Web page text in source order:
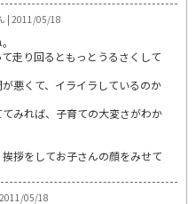
| 2011/05/18
走り回るともっとうるさくして
悪くて、イライラしているのか
みれば、子育ての大変さがわか
拶をしてお子さんの顔をみせて
05/18